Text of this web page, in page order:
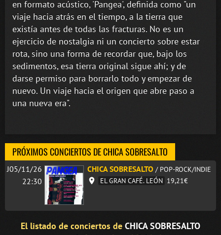
en formato acústico, 'Pangea', definida como "un
viaje hacia atrás en el tiempo, a la tierra que
existía antes de todas las fracturas. No es un
ejercicio de nostalgia ni un concierto sobre estar
rota, sino una forma de recordar que, bajo los
sedimentos, esa tierra original sigue ahí; y de
darse permiso para borrarlo todo y empezar de
nuevo. Un viaje hacia el origen que abre paso a
una nueva era".
PRÓXIMOS CONCIERTOS DE CHICA SOBRESALTO
J05/11/26
22:30
CHICA SOBRESALTO / POP-ROCK/INDIE
EL GRAN CAFÉ. LEÓN 19,21€
El listado de conciertos de CHICA SOBRESALTO